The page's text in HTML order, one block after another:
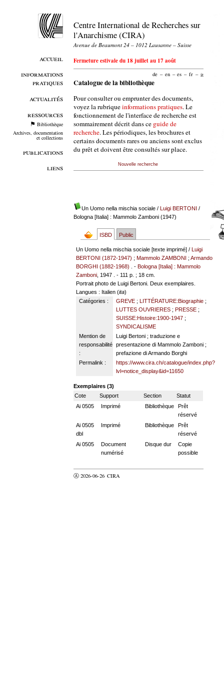
accueil
informations
pratiques
actualités
ressources
Bibliothèque
Archives, documentation
et collections
publications
liens
Centre International de Recherches sur
l'Anarchisme (CIRA)
Avenue de Beaumont 24 – 1012 Lausanne – Suisse
Fermeture estivale du 18 juillet au 17 août
de – en – es – fr – it
Catalogue de la bibliothèque
Pour consulter ou emprunter des documents,
voyez la rubriqueinformations pratiques. Le
fonctionnement de l'interface de recherche est
sommairement décrit dans ce guide de
recherche. Les périodiques, les brochures et
certains documents rares ou anciens sont exclus
du prêt et doivent être consultés sur place.
Nouvelle recherche
Un Uomo nella mischia sociale/ Luigi BERTONI /
Bologna [Italia] : Mammolo Zamboni (1947)
ISBD Public
Un Uomo nella mischia sociale [texte imprimé] /Luigi
BERTONI (1872-1947) ;Mammolo ZAMBONI ;Armando
BORGHI (1882-1968)
. -Bologna [Italia] : Mammolo
Zamboni , 1947 . - 111 p. ; 18 cm.
Portrait photo de Luigi Bertoni. Deux exemplaires.
Langues : Italien (ita)
Catégories :
GREVE; LITTÉRATURE:Biographie;
LUTTES OUVRIERES; PRESSE;
SUISSE:Histoire:1900-1947;
SYNDICALISME
Mention de
responsabilité
:
Luigi Bertoni ; traduzione e
presentazione di Mammolo Zamboni ;
prefazione di Armando Borghi
Permalink :
https://www.cira.ch/catalogue/index.php?
lvl=notice_display&id=11650
Exemplaires (3)
Cote
Support Section
Statut
Ai 0505
Imprimé Bibliothèque
Prêt
réservé
Ai 0505
dbl
Imprimé Bibliothèque
Prêt
réservé
Ai 0505
Document
numérisé
Disque dur
Copie
possible
Ⓐ 2026-06-26 CIRA